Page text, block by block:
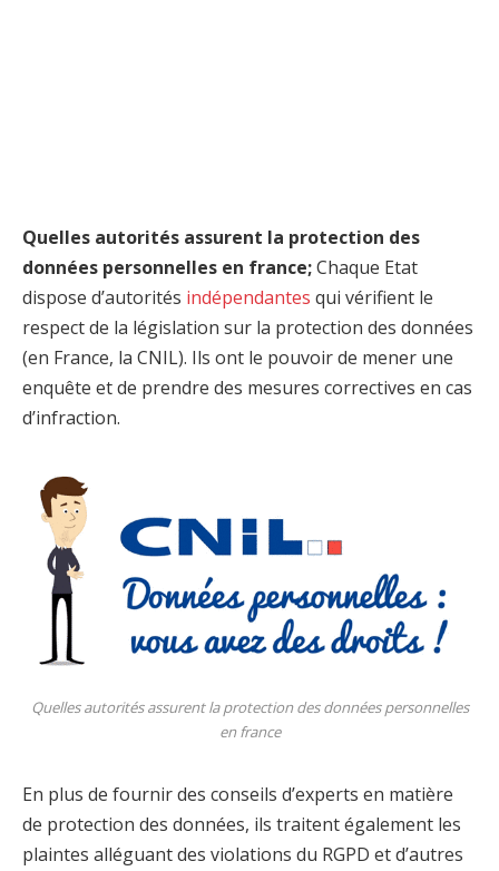
Quelles autorités assurent la protection des
données personnelles en france;Chaque Etat
dispose d’autorités indépendantes qui vérifient le
respect de la législation sur la protection des données
(en France, la CNIL). Ils ont le pouvoir de mener une
enquête et de prendre des mesures correctives en cas
d’infraction.
Quelles autorités assurent la protection des données personnelles
en france
En plus de fournir des conseils d’experts en matière
de protection des données, ils traitent également les
plaintes alléguant des violations du RGPD et d’autres